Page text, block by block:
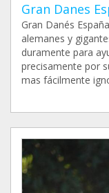
Gran Danes
Gran Danés
alemanes y
duramente para
precisamente por
mas fácilmente